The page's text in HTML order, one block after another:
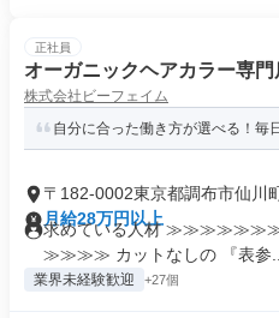
正社員
オーガニックヘアカラー専
株式会社ビーフェイム
自分に合った働き方が選べる！
〒182-0002東京都調布市仙川
月給28万円以上
求めている人材
≫≫≫≫ カットなしの 『表参...
業界未経験歓迎 +27個